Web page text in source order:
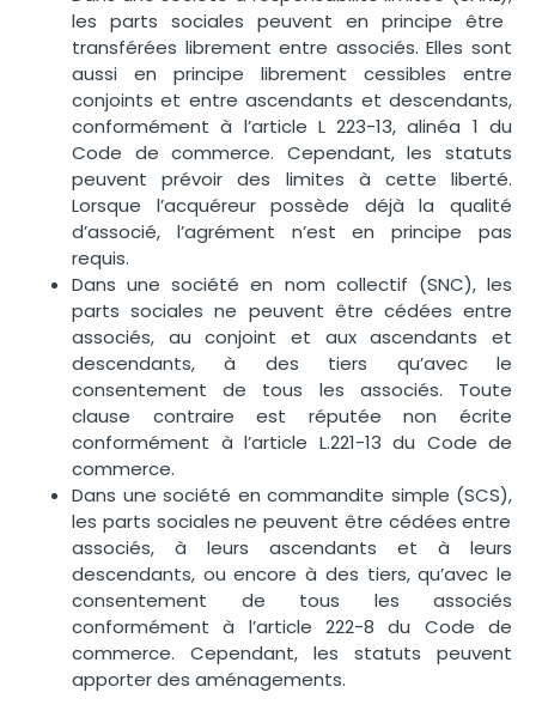
les parts sociales peuvent en principe être
transférées librement entre associés. Elles sont
aussi en principe librement cessibles entre
conjoints et entre ascendants et descendants,
conformément à l’article L 223-13, alinéa 1 du
Code de commerce. Cependant,les statuts
peuvent prévoir des limites à cette liberté.
Lorsque l’acquéreur possède déjà la qualité
d’associé, l’agrément n’est en principe pas
requis.
Dans une société en nom collectif (SNC),les
parts sociales ne peuvent être cédées entre
associés, au conjoint et aux ascendants et
descendants, à des tiers qu’avec le
consentement de tous les associés. Toute
clause contraire est réputée non écrite
conformément à l’article L.221-13 du Code de
commerce.
Dans une société en commandite simple (SCS),
les parts sociales ne peuvent être cédées entre
associés, à leurs ascendants et à leurs
descendants, ou encore à des tiers, qu’avec le
consentement de tous les associés
conformément à l’article 222-8 du Code de
commerce. Cependant, les statuts peuvent
apporter des aménagements.